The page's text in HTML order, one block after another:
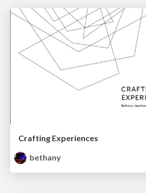
Crafting Experiences
bethany